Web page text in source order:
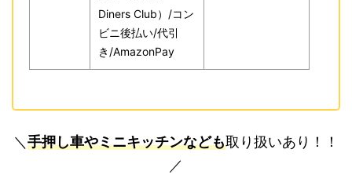
Diners Club）/コン
ビニ後払い/代引
き/AmazonPay
＼ 手押し車やミニキッチンなども取り扱いあり！！
／